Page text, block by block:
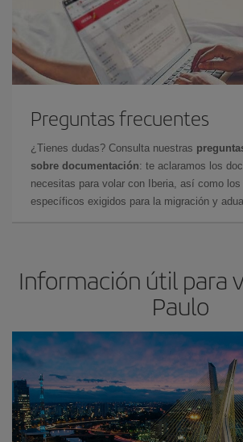
Preguntas frecuentes
¿Tienes dudas? Consulta nuestras
sobre documentación: te aclaramos los
necesitas para volar con Iberia, así como los
específicos exigidos para la migración y
Información útil para
Paulo